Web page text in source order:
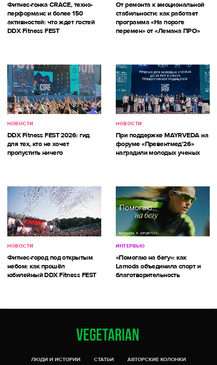
Фитнес-гонка CRACE, техно-
перформанс и более 150
активностей: что ждет гостей
DDX Fitness FEST
От ремонта к эмоциональной
стабильности: как работает
программа «На пороге
перемен» от «Лемана ПРО»
НОВОСТИ
DDX Fitness FEST 2026: гид
для тех, кто не хочет
пропустить ничего
НОВОСТИ
При поддержке MAYRVEDA на
форуме «Превентмед’26»
наградили молодых ученых
НОВОСТИ
Фитнес-город под открытым
небом: как прошёл
юбилейный DDX Fitness FEST
ИНТЕРВЬЮ
«Помогаю на бегу»: как
Lamoda объединила спорт и
благотворительность
ЛЮДИ И ИСТОРИИ СТАТЬИ АВТОРСКИЕ КОЛОНКИ